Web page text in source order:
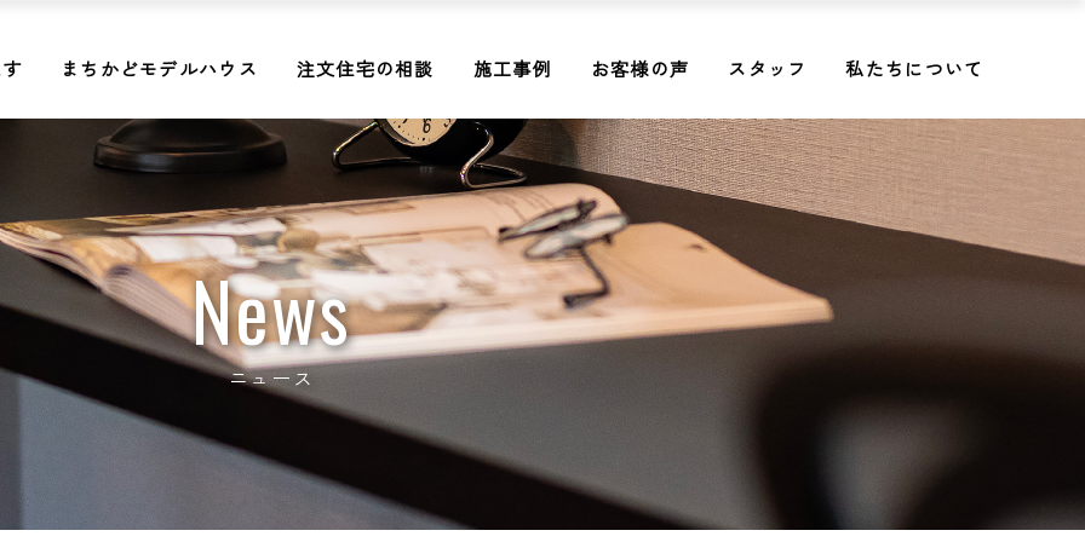
まちかどモデルハウス 注文住宅の相談 施工事例 お客様の声 スタッフ 私たちについて
News
ニュース